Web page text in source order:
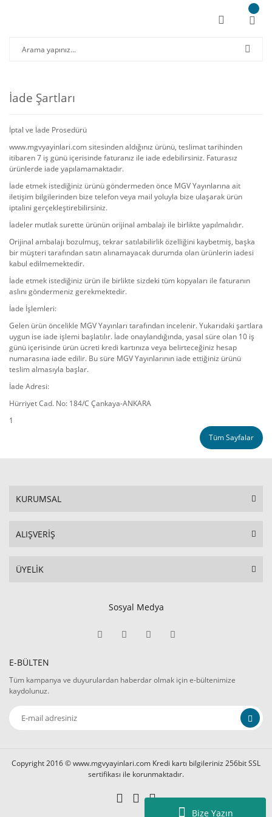
Bize Yazın
İade Şartları
İptal ve İade Prosedürü
www.mgvyayinlari.com sitesinden aldığınız ürünü, teslimat tarihinden
itibaren 7 iş günü içerisinde faturanız ile iade edebilirsiniz. Faturasız
ürünlerde iade yapılamamaktadır.
İade etmek istediğiniz ürünü göndermeden önce MGV Yayınlarına ait
iletişim bilgilerinden bize telefon veya mail yoluyla bize ulaşarak ürün
iptalini gerçekleştirebilirsiniz.
İadeler mutlak surette ürünün orijinal ambalajı ile birlikte yapılmalıdır.
Orijinal ambalajı bozulmuş, tekrar satılabilirlik özelliğini kaybetmiş, başka
bir müşteri tarafından satın alınamayacak durumda olan ürünlerin iadesi
kabul edilmemektedir.
İade etmek istediğiniz ürün ile birlikte sizdeki tüm kopyaları ile faturanın
aslını göndermeniz gerekmektedir.
İade İşlemleri:
Gelen ürün öncelikle MGV Yayınları tarafından incelenir. Yukarıdaki şartlara
uygun ise iade işlemi başlatılır. İade onaylandığında, yasal süre olan 10 iş
günü içerisinde ürün ücreti kredi kartınıza veya belirteceğiniz hesap
numarasına iade edilir. Bu süre MGV Yayınlarının iade ettiğiniz ürünü
teslim almasıyla başlar.
İade Adresi:
Hürriyet Cad. No: 184/C Çankaya-ANKARA
1
Tüm Sayfalar
KURUMSAL
ALIŞVERİŞ
ÜYELİK
Sosyal Medya
E-BÜLTEN
Tüm kampanya ve duyurulardan haberdar olmak için e-bültenimize
kaydolunuz.
Copyright 2016 © www.mgvyayinlari.com Kredi kartı bilgileriniz 256bit SSL
sertifikası ile korunmaktadır.